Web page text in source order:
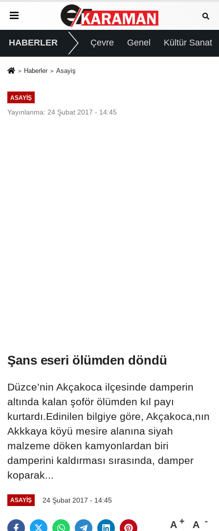
HABERLER Çevre Genel Kültür Sanat
Haberler Asayiş
ASAYIŞ
Yayınlanma: 24 Şubat 2017 - 14:45
Şans eseri ölümden döndü
Düzce’nin Akçakoca ilçesinde damperin
altında kalan şoför ölümden kıl payı
kurtardı.Edinilen bilgiye göre, Akçakoca,nın
Akkkaya köyü mesire alanına siyah
malzeme döken kamyonlardan biri
damperini kaldırması sırasında, damper
koparak...
ASAYIŞ 24 Şubat 2017 - 14:45
A A